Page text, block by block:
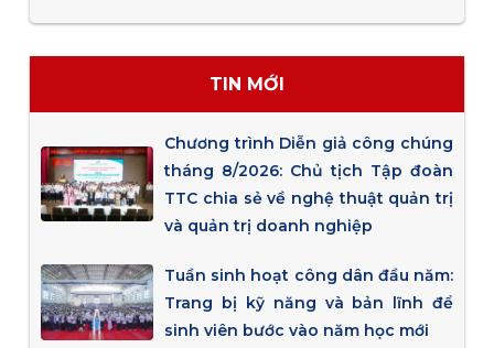
TIN MỚI
Chương trình Diễn giả công chúng
tháng 8/2026: Chủ tịch Tập đoàn
TTC chia sẻ về nghệ thuật quản trị
và quản trị doanh nghiệp
Tuần sinh hoạt công dân đầu năm:
Trang bị kỹ năng và bản lĩnh để
sinh viên bước vào năm học mới